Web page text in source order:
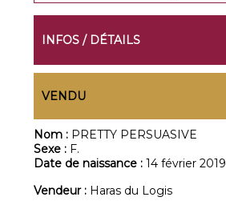
INFOS / DÉTAILS
VENDU
Nom : PRETTY PERSUASIVE
Sexe : F.
Date de naissance :14 février 2019
Vendeur : Haras du Logis